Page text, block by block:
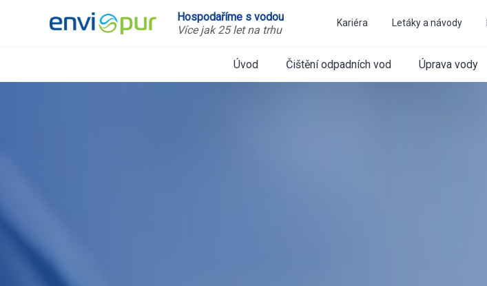
Hospodaříme s vodou
Více jak 25 let na trhu
Kariéra Letáky a návody
Úvod Čištění odpadních vod Úprava vody